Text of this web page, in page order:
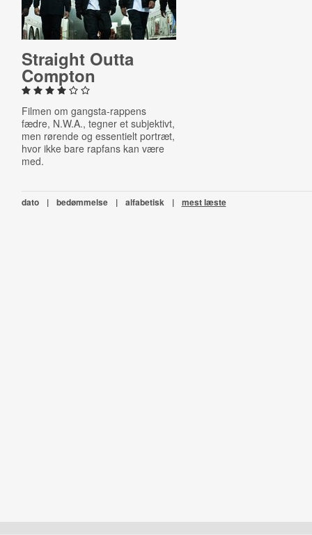
Straight Outta
Compton
Filmen om gangsta-rappens
fædre, N.W.A., tegner et subjektivt,
men rørende og essentielt portræt,
hvor ikke bare rapfans kan være
med.
dato | bedømmelse | alfabetisk | mest læste